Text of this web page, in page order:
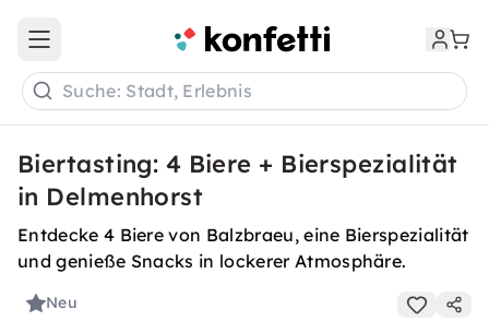
Open main menu
Suche: Stadt, Erlebnis
Biertasting: 4 Biere + Bierspezialität
in Delmenhorst
Entdecke 4 Biere von Balzbraeu, eine Bierspezialität
und genieße Snacks in lockerer Atmosphäre.
Neu